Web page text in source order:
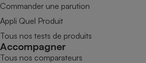
Commander une parution
Appli Quel Produit
Tous nos tests de produits
Accompagner
Tous nos comparateurs